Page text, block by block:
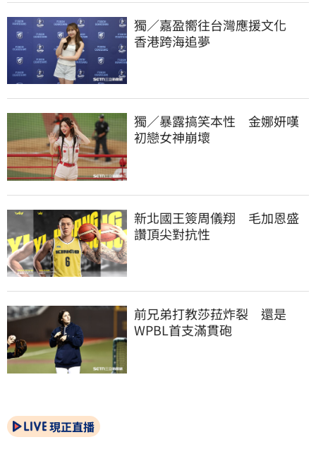
獨／嘉盈嚮往台灣應援文化
香港跨海追夢
獨／暴露搞笑本性　金娜妍嘆
初戀女神崩壞
新北國王簽周儀翔　毛加恩盛
讚頂尖對抗性
前兄弟打教莎菈炸裂　還是
WPBL首支滿貫砲
現正直播